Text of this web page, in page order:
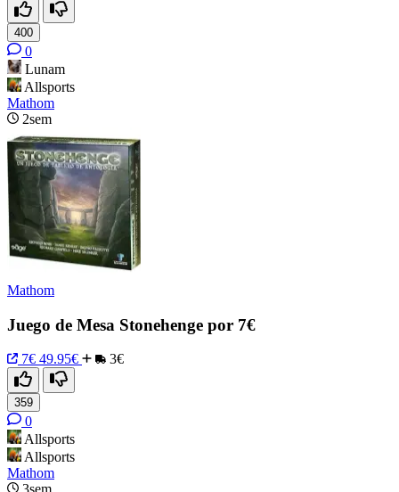
400
0
Lunam
Allsports
Mathom
2sem
Mathom
Juego de Mesa Stonehenge por 7€
7€ 49.95€ 3€
359
0
Allsports
Allsports
Mathom